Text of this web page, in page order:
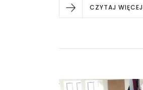
CZYTAJ WIĘCEJ